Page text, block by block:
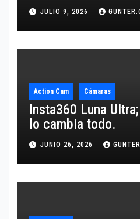
JULIO 9, 2026
Action Cam Cámaras
Insta360 Luna
lo cambia todo.
JUNIO 26, 2026